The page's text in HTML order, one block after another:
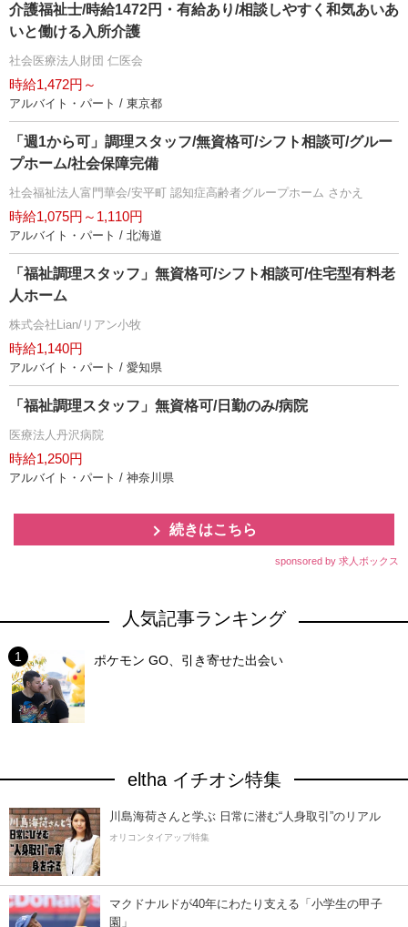
介護福祉士/時給1472円・有給あり/相談しやすく和気あいあ
いと働ける入所介護
社会医療法人財団 仁医会
時給1,472円～
アルバイト・パート / 東京都
「週1から可」調理スタッフ/無資格可/シフト相談可/グルー
プホーム/社会保障完備
社会福祉法人富門華会/安平町 認知症高齢者グループホーム さかえ
時給1,075円～1,110円
アルバイト・パート / 北海道
「福祉調理スタッフ」無資格可/シフト相談可/住宅型有料老
人ホーム
株式会社Lian/リアン小牧
時給1,140円
アルバイト・パート / 愛知県
「福祉調理スタッフ」無資格可/日勤のみ/病院
医療法人丹沢病院
時給1,250円
アルバイト・パート / 神奈川県
続きはこちら
sponsored by 求人ボックス
人気記事ランキング
ポケモン GO、引き寄せた出会い
eltha イチオシ特集
川島海荷さんと学ぶ 日常に潜む“人身取引”のリアル
オリコンタイアップ特集
マクドナルドが40年にわたり支える「小学生の甲子
園」